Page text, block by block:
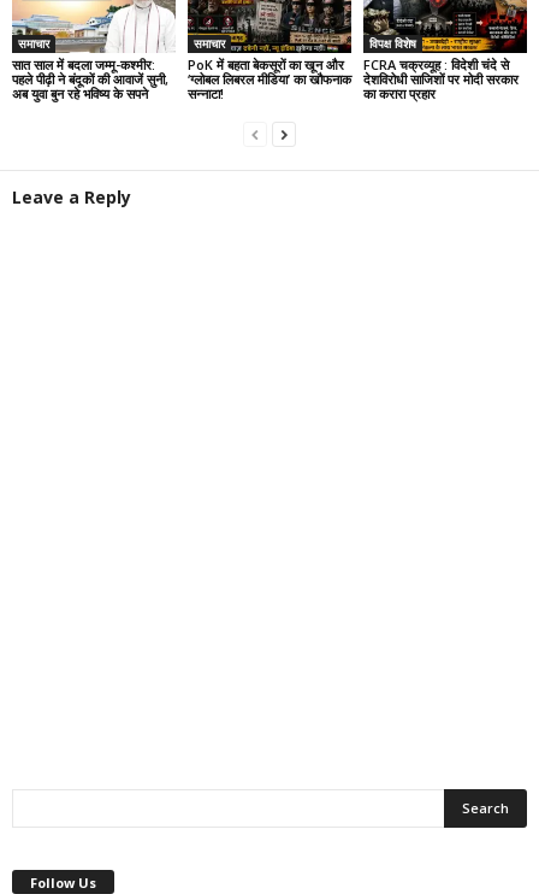
समाचार
सात साल में बदला जम्मू-कश्मीर:
पहले पीढ़ी ने बंदूकों की आवाजें सुनी,
अब युवा बुन रहे भविष्य के सपने
समाचार
PoK में बहता बेकसूरों का खून और
‘ग्लोबल लिबरल मीडिया’ का खौफनाक
सन्नाटा!
विपक्ष विशेष
FCRA चक्रव्यूह : विदेशी चंदे से
देशविरोधी साजिशों पर मोदी सरकार
का करारा प्रहार
Leave a Reply
Follow Us